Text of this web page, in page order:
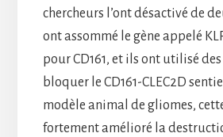
chercheurs l’ont désactivé de
ont assommé le gène appelé
pour CD161, et ils ont utilisé
bloquer le CD161-CLEC2D
modèle animal de gliomes,
fortement amélioré la